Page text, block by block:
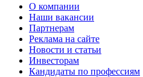
О компании
Наши вакансии
Партнерам
Реклама на сайте
Новости и статьи
Инвесторам
Кандидаты по профессиям